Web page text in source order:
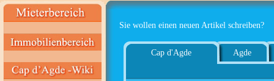
Sie wollen einen neuen Artikel schreiben?
Cap d'Agde Agde